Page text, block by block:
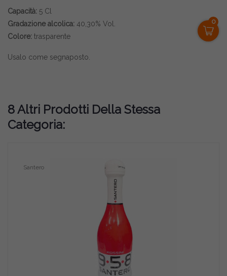
0
Capacità: 5 Cl
Gradazione alcolica: 40,30% Vol.
Colore: trasparente
Usalo come segnaposto.
8 Altri Prodotti Della Stessa
Categoria:
Santero